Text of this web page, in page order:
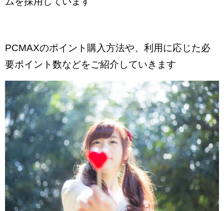
PCMAXのポイント購入方法や、利用に応じた必
要ポイント数などをご紹介していきます